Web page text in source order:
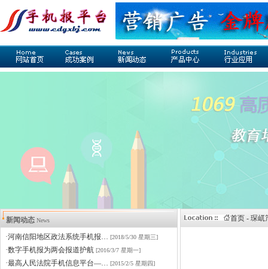
新闻动态 News
·河南信阳地区政法系统手机报… [2018/5/30 星期三]
·数字手机报为两会报道护航 [2016/3/7 星期一]
·最高人民法院手机信息平台—… [2015/2/5 星期四]
首页 - 琛屼